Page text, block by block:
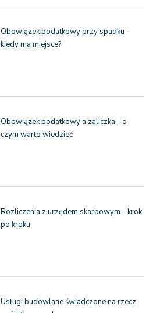
Obowiązek podatkowy przy spadku -
kiedy ma miejsce?
Obowiązek podatkowy a zaliczka - o
czym warto wiedzieć
Rozliczenia z urzędem skarbowym - krok
po kroku
Usługi budowlane świadczone na rzecz